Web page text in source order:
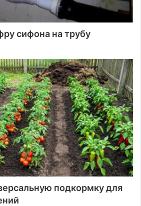
сифона на трубу
подкормку для